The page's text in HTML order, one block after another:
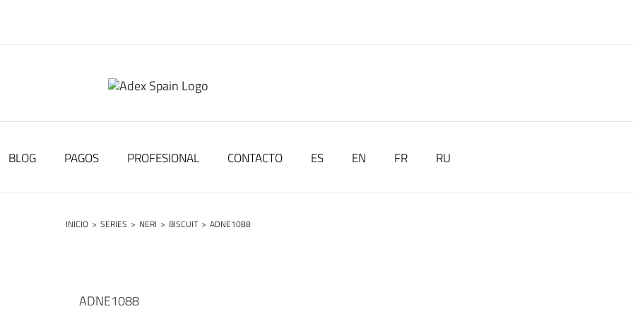
BLOG PAGOS PROFESIONAL CONTACTO ES EN FR RU
INICIO > SERIES > NERI > BISCUIT > ADNE1088
ADNE1088